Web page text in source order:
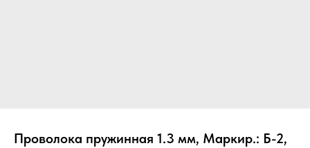
Проволока пружинная 1.3 мм, Маркир.: Б-2,